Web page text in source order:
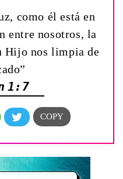
como él está en
entre nosotros, la
Hijo nos limpia de
1:7